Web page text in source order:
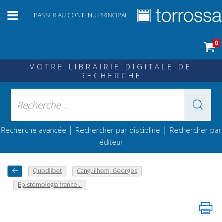
PASSER AU CONTENU PRINCIPAL
0
VOTRE LIBRAIRIE DIGITALE DE
RECHERCHE
Recherche avancée | Rechercher par discipline | Rechercher par
éditeur
Quodlibet
Canguilhem, Georges
Epistemologia france...